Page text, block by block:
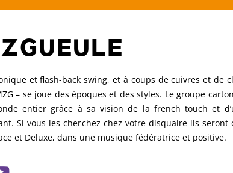
et flash-back swing, et à coups de cuivres et de
– se joue des époques et des styles. Le groupe
entier grâce à sa vision de la french touch et
Si vous les cherchez chez votre disquaire ils seront
et Deluxe, dans une musique fédératrice et positive.